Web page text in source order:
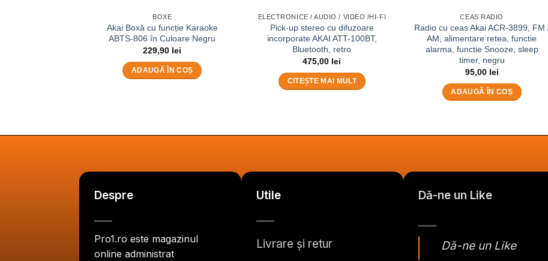
BOXE
Akai Boxă cu funcție Karaoke
ABTS-806 în Culoare Negru
229,90 lei
ADAUGĂ ÎN COȘ
ELECTRONICE / AUDIO / VIDEO /HI-FI
Pick-up stereo cu difuzoare
incorporate AKAI ATT-100BT,
Bluetooth, retro
475,00 lei
CITEȘTE MAI MULT
CEAS RADIO
Radio cu ceas Akai ACR-3899, FM
AM, alimentare retea, functie
alarma, functie Snooze, sleep
timer, negru
95,00 lei
ADAUGĂ ÎN COȘ
Despre
Pro1.ro este magazinul
online administrat
Utile
Livrare și retur
Dă-ne un Like
Dă-ne un Like